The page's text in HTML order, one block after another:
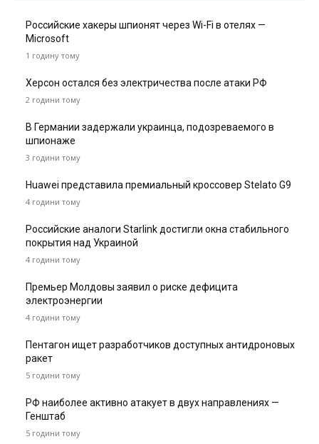
Российские хакеры шпионят через Wi-Fi в отелях —
Microsoft
1 годину тому
Херсон остался без электричества после атаки РФ
2 години тому
В Германии задержали украинца, подозреваемого в
шпионаже
3 години тому
Huawei представила премиальный кроссовер Stelato G9
4 години тому
Российские аналоги Starlink достигли окна стабильного
покрытия над Украиной
4 години тому
Премьер Молдовы заявил о риске дефицита
электроэнергии
4 години тому
Пентагон ищет разработчиков доступных антидроновых
ракет
5 години тому
РФ наиболее активно атакует в двух направлениях —
Генштаб
5 години тому